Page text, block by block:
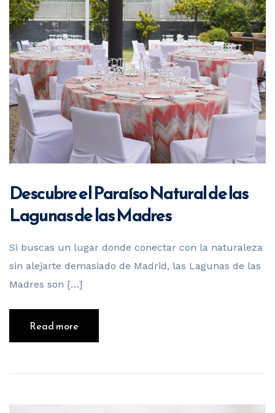
Descubre el Paraíso Natural de las
Lagunas de las Madres
Si buscas un lugar donde conectar con la naturaleza
sin alejarte demasiado de Madrid, las Lagunas de las
Madres son […]
Read more